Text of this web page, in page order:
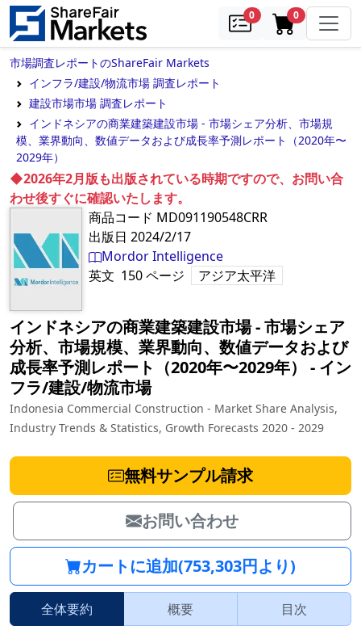
0samples0in cart
市場調査レポートのShareFair Markets
インフラ/建設/物流市場 調査レポート
建設市場市場 調査レポート
インドネシアの商業建築建設市場 - 市場シェア分析、市場規
模、業界動向、数値データおよび成長率予測レポート（2020年〜
2029年）
◆2026年2月版も出版されている時期ですので、お問い合
わせ後すぐに確認いたします。
商品コード MD091190548CRR
出版日 2024/2/17
Mordor Intelligence
英文 150ページ アジア太平洋
インドネシアの商業建築建設市場 - 市場シェア
分析、市場規模、業界動向、数値データおよび
成長率予測レポート（2020年〜2029年）
‐ イン
フラ/建設/物流市場
Indonesia Commercial Construction - Market Share Analysis,
Industry Trends & Statistics, Growth Forecasts 2020 - 2029
無料サンプル請求
お問い合わせ
カートに追加(753,303円より)
全体要約 概要 目次